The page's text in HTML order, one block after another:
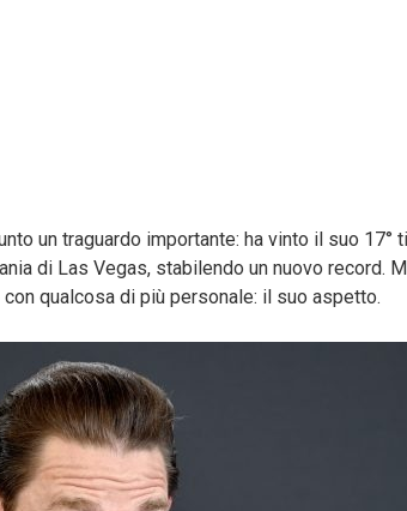
un traguardo importante: ha vinto il suo 17°
di Las Vegas, stabilendo un nuovo record.
qualcosa di più personale: il suo aspetto.